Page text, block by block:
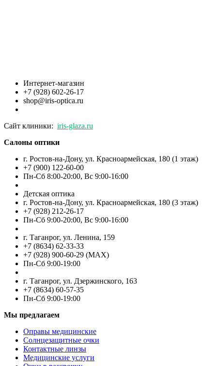
Интернет-магазин
+7 (928) 602-26-17
shop@iris-optica.ru
Сайт клиники: iris-glaza.ru
Салоны оптики
г. Ростов-на-Дону, ул. Красноармейская, 180 (1 этаж)
+7 (900) 122-60-00
Пн-Cб 8:00-20:00, Вс 9:00-16:00
Детская оптика
г. Ростов-на-Дону, ул. Красноармейская, 180 (3 этаж)
+7 (928) 212-26-17
Пн-Cб 9:00-20:00, Вс 9:00-16:00
г. Таганрог, ул. Ленина, 159
+7 (8634) 62-33-33
+7 (928) 900-60-29 (MAX)
Пн-Cб 9:00-19:00
г. Таганрог, ул. Дзержинского, 163
+7 (8634) 60-57-35
Пн-Сб 9:00-19:00
Мы предлагаем
Оправы медицинские
Солнцезащитные очки
Контактные линзы
Медицинские услуги